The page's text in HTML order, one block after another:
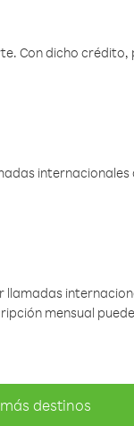
Con dicho
mensual
destinos